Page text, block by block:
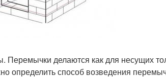
делаются как для несущих
определить способ возведения